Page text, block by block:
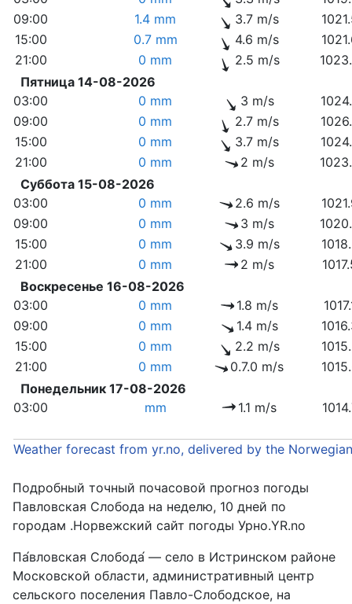
09:00
1.4 mm 3.7 m/s
15:00
0.7 mm 4.6 m/s
21:00
0 mm 2.5 m/s
Пятница 14-08-2026
03:00
0 mm 3 m/s
09:00
0 mm 2.7 m/s
15:00
0 mm 3.7 m/s
21:00
0 mm 2 m/s
Суббота 15-08-2026
03:00
0 mm 2.6 m/s
09:00
0 mm 3 m/s
15:00
0 mm 3.9 m/s
21:00
0 mm 2 m/s
Воскресенье 16-08-2026
03:00
0 mm 1.8 m/s
09:00
0 mm 1.4 m/s
15:00
0 mm 2.2 m/s
21:00
0 mm 0.7.0 m/s
Понедельник 17-08-2026
03:00
mm 1.1 m/s
Weather forecast from yr.no, delivered by the
Подробный точный почасовой прогноз погоды
Павловская Слобода на неделю, 10 дней по
городам .Норвежский сайт погоды Урно.YR.no
Па́вловская Слобода́ — село в Истринском районе
Московской области, административный центр
сельского поселения Павло-Слободское, на